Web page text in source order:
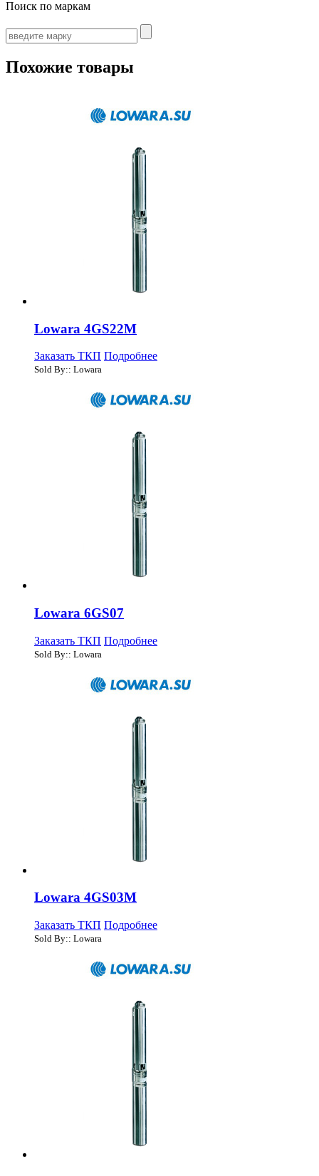
Поиск по маркам
Похожие товары
Lowara 4GS22M
Заказать ТКП Подробнее
Sold By:: Lowara
Lowara 6GS07
Заказать ТКП Подробнее
Sold By:: Lowara
Lowara 4GS03M
Заказать ТКП Подробнее
Sold By:: Lowara